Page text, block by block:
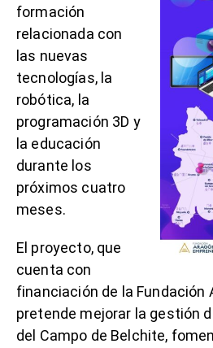
formación
relacionada con
las nuevas
tecnologías, la
robótica, la
programación 3D y
la educación
durante los
próximos cuatro
meses.
El proyecto, que
cuenta con
financiación de la Fundación
pretende mejorar la gestión
del Campo de Belchite,